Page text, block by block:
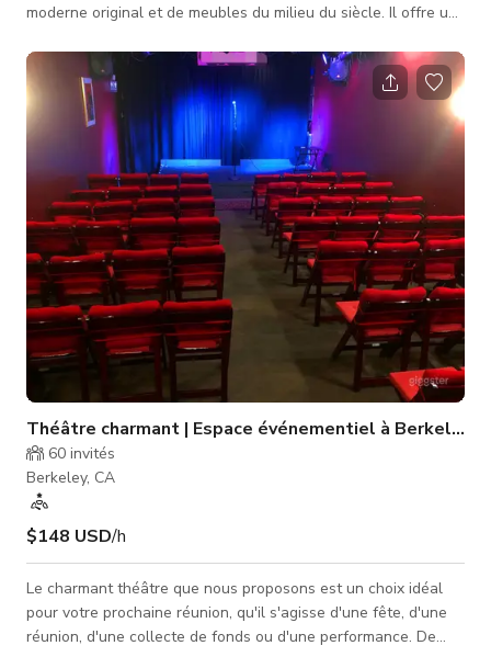
moderne original et de meubles du milieu du siècle. Il offre un
de meubles et décorations vintage du milieu du siècle, parfait
pour créer une ambiance rétro authentique. Les lignes
épurées de l'espace, ses couleurs vibrantes et ses éléments
de design intemporels vous transportent dans les années
1950 et 60, offr
Théâtre charmant | Espace événementiel à Berkeley
60 invités
Berkeley, CA
$148 USD/h
Le charmant théâtre que nous proposons est un choix idéal
pour votre prochaine réunion, qu'il s'agisse d'une fête, d'une
réunion, d'une collecte de fonds ou d'une performance. De